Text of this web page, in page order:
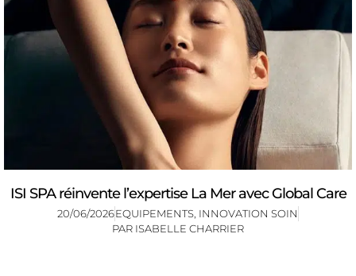
ISI SPA réinvente l’expertise La Mer avec Global Care
20/06/2026EQUIPEMENTS, INNOVATION SOIN
PAR ISABELLE CHARRIER